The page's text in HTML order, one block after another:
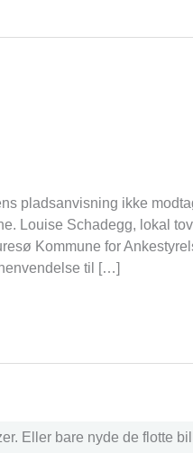
pladsanvisning ikke
Louise Schadegg, lokal
Kommune for
til […]
Eller bare nyde de flotte